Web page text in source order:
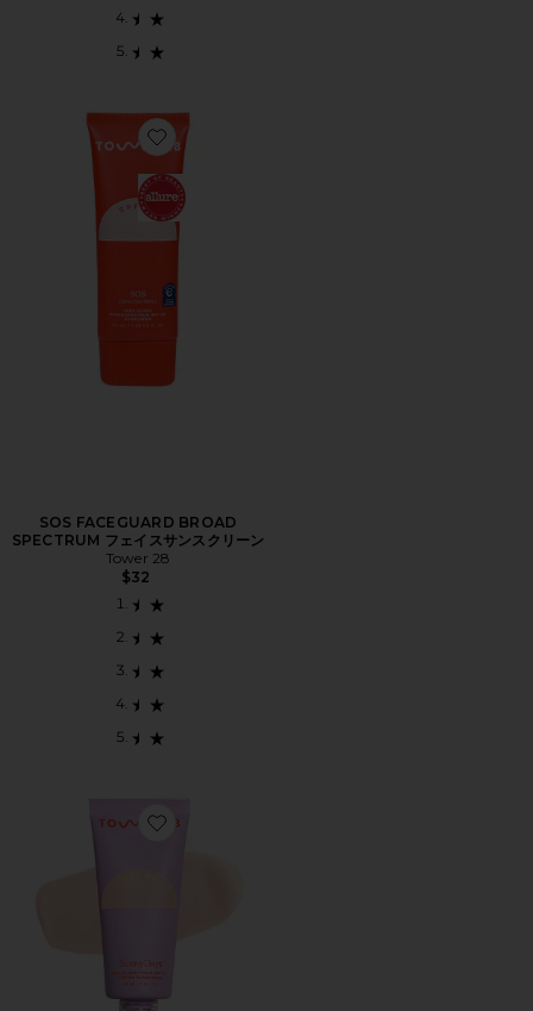
Favorite SOS FACEGUARD BROAD SPECTRUM フェ
SOS FACEGUARD BROAD
SPECTRUM フェイスサンスクリーン
Tower 28
$32
Favorite SUNNYDAYS ファンデーション